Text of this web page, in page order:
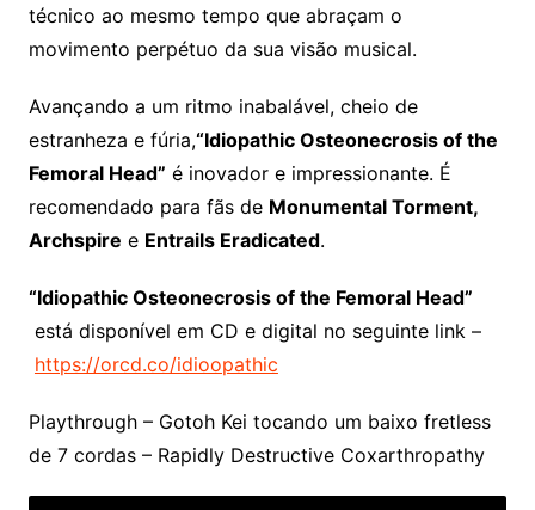
técnico ao mesmo tempo que abraçam o
movimento perpétuo da sua visão musical.
Avançando a um ritmo inabalável, cheio de
estranheza e fúria,“Idiopathic Osteonecrosis of the
Femoral Head” é inovador e impressionante. É
recomendado para fãs de Monumental Torment,
Archspire e Entrails Eradicated.
“Idiopathic Osteonecrosis of the Femoral Head”
está disponível em CD e digital no seguinte link –
https://orcd.co/idioopathic
Playthrough – Gotoh Kei tocando um baixo fretless
de 7 cordas – Rapidly Destructive Coxarthropathy